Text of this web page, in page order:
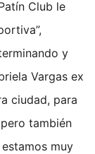
Club le
y
Vargas ex
ciudad, para
también
muy